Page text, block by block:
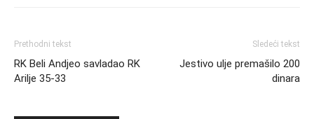
Prethodni tekst
RK Beli Andjeo savladao RK
Arilje 35-33
Sledeći tekst
Jestivo ulje premašilo 200
dinara